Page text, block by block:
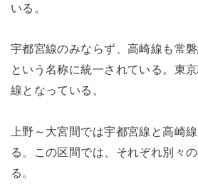
いる。
宇都宮線のみならず、高崎線も常
という名称に統一されている。東
線となっている。
上野～大宮間では宇都宮線と高崎
る。この区間では、それぞれ別々
る。